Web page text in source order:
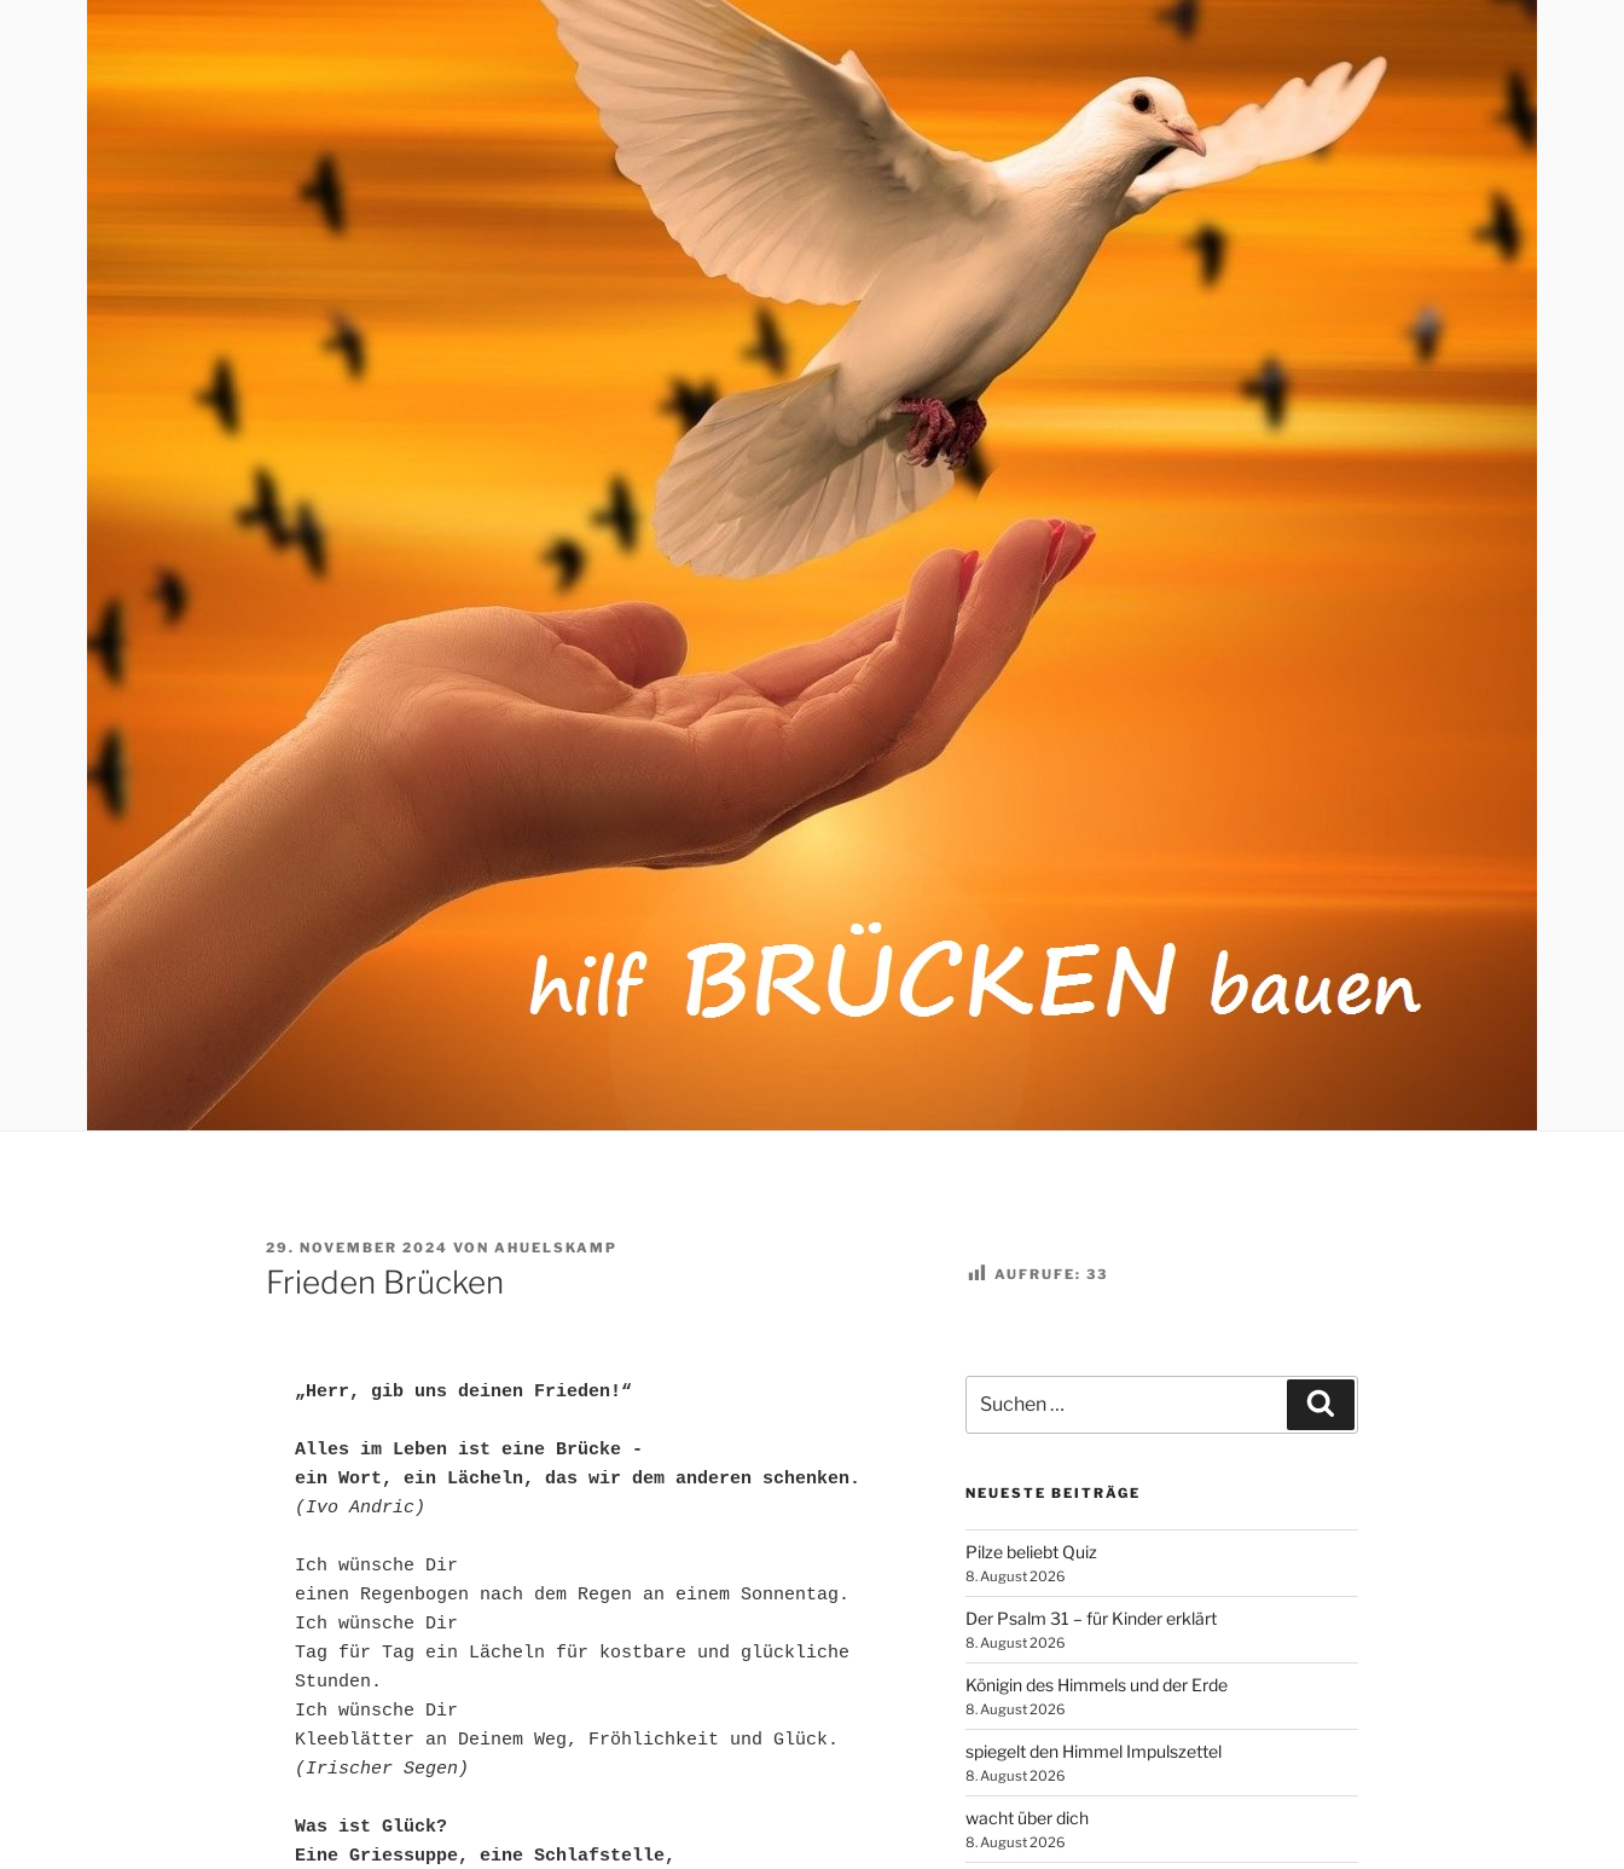
VERÖFFENTLICHT
AM
29. NOVEMBER 2024 VON AHUELSKAMP
Frieden Brücken
„Herr, gib uns deinen Frieden!“
Alles im Leben ist eine Brücke -
ein Wort, ein Lächeln, das wir dem anderen schenken.
(Ivo Andric)
Ich wünsche Dir
einen Regenbogen nach dem Regen an einem Sonnentag.
Ich wünsche Dir
Tag für Tag ein Lächeln für kostbare und glückliche
Stunden.
Ich wünsche Dir
Kleeblätter an Deinem Weg, Fröhlichkeit und Glück.
(Irischer Segen)
Was ist Glück?
Eine Griessuppe, eine Schlafstelle,
AUFRUFE: 33
nach:
NEUESTE BEITRÄGE
Pilze beliebt Quiz
8. August 2026
Der Psalm 31 – für Kinder erklärt
8. August 2026
Königin des Himmels und der Erde
8. August 2026
spiegelt den Himmel Impulszettel
8. August 2026
wacht über dich
8. August 2026